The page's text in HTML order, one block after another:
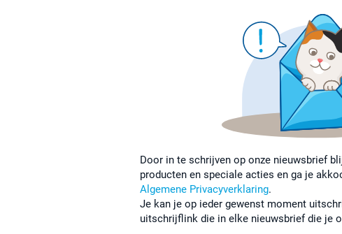
Door in te schrijven op onze nieuwsbrief
producten en speciale acties en ga je
Algemene Privacyverklaring.
Je kan je op ieder gewenst moment
uitschrijflink die in elke nieuwsbrief die je